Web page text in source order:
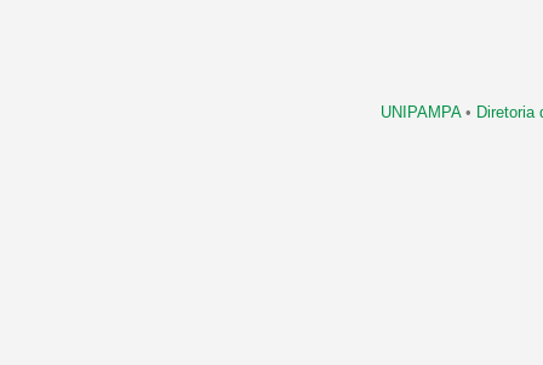
UNIPAMPA• Diretoria